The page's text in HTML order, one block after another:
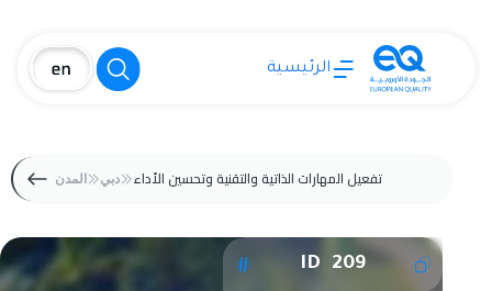
الرئيسية
المدن دبي تفعيل المهارات الذاتية والتقنية وتحسين الأداء
ID 209